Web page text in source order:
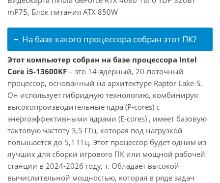
mP75, Блок питания ATX 850W
На базе какого процессора собран этот ПК?
Этот компьютер собран на базе процессора Intel
Core i5-13600KF – это 14-ядерный, 20-поточный
процессор, основанный на архитектуре Raptor Lake-S.
Он использует гибридную технологию, комбинируя
высокопроизводительные ядра (P-cores) с
энергоэффективными ядрами (E-cores) , имеет базовую
тактовую частоту 3,5 ГГц, которая под нагрузкой
повышается до 5,1 ГГц. Этот процессор будет одним из
лучших для сборки игрового ПК или мощной рабочей
станции в 2024-2026 году, т. Обладает высокой
вычислительной мощностью, которая в ряде задач